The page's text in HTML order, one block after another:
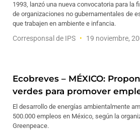
1993, lanzó una nueva convocatoria para la
de organizaciones no gubernamentales de
que trabajen en ambiente e infancia.
Corresponsal de IPS 19 noviembre,
Ecobreves – MÉXICO:
verdes para promover
El desarrollo de energías ambientalmente
500.000 empleos en México, según la
Greenpeace.